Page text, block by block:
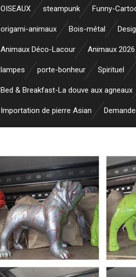
OISEAUX steampunk Funny-
origami-animaux Bois-métal
Animaux Déco-Lacour Animaux 2026
lampes porte-bonheur Spirituel
Bed & Breakfast-La douve aux agneaux
Importation de pierre Asian